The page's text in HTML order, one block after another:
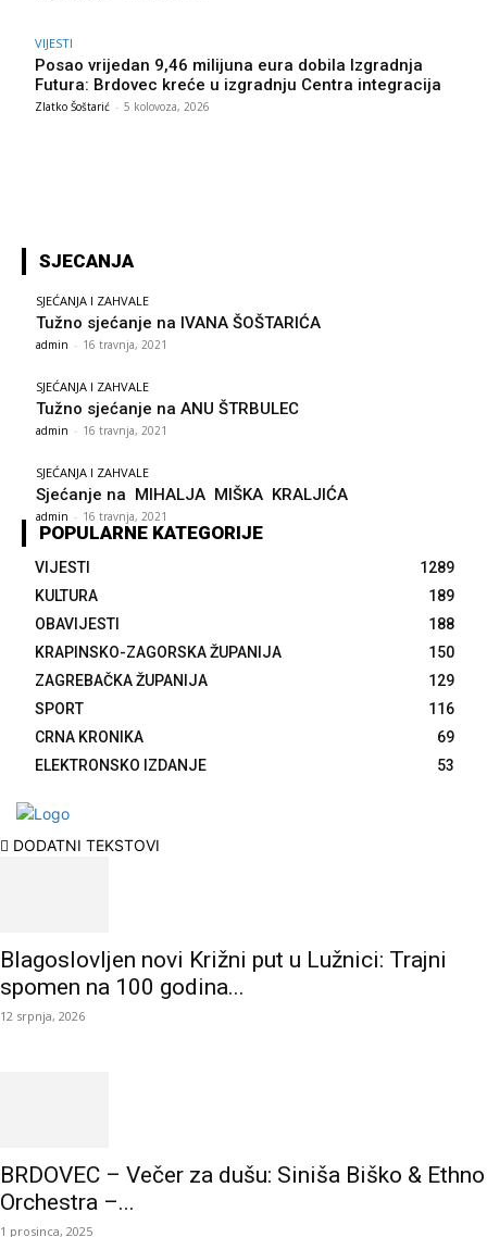
VIJESTI
Posao vrijedan 9,46 milijuna eura dobila Izgradnja
Futura: Brdovec kreće u izgradnju Centra integracija
Zlatko Šoštarić - 5 kolovoza, 2026
SJECANJA
SJEĆANJA I ZAHVALE
Tužno sjećanje na IVANA ŠOŠTARIĆA
admin - 16 travnja, 2021
SJEĆANJA I ZAHVALE
Tužno sjećanje na ANU ŠTRBULEC
admin - 16 travnja, 2021
SJEĆANJA I ZAHVALE
Sjećanje na MIHALJA MIŠKA KRALJIĆA
admin - 16 travnja, 2021
POPULARNE KATEGORIJE
VIJESTI
1289
KULTURA
189
OBAVIJESTI
188
KRAPINSKO-ZAGORSKA ŽUPANIJA
150
ZAGREBAČKA ŽUPANIJA
129
SPORT
116
CRNA KRONIKA
69
ELEKTRONSKO IZDANJE
53
DODATNI TEKSTOVI
Blagoslovljen novi Križni put u Lužnici: Trajni
spomen na 100 godina...
12 srpnja, 2026
BRDOVEC – Večer za dušu: Siniša Biško & Ethno
Orchestra –...
1 prosinca, 2025